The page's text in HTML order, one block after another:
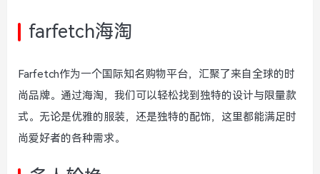
farfetch海淘
Farfetch作为一个国际知名购物平台，汇聚了来自全球的时
尚品牌。通过海淘，我们可以轻松找到独特的设计与限量款
式。无论是优雅的服装，还是独特的配饰，这里都能满足时
尚爱好者的各种需求。